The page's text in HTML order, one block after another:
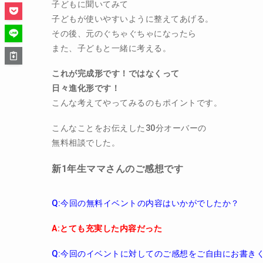
子どもに聞いてみて
子どもが使いやすいように整えてあげる。
その後、元のぐちゃぐちゃになったら
また、子どもと一緒に考える。
これが完成形です！ではなくって
日々進化形です！
こんな考えてやってみるのもポイントです。
こんなことをお伝えした30分オーバーの
無料相談でした。
新1年生ママさんのご感想です
Q:今回の無料イベントの内容はいかがでしたか？
A:とても充実した内容だった
Q:今回のイベントに対してのご感想をご自由にお書き